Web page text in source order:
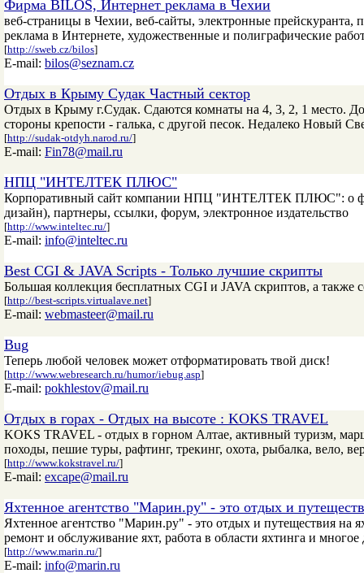
Фирма BILOS, Интернет реклама в Чехии
веб-страницы в Чехии, веб-сайты, электронные
реклама в Интернете, художественные и полиграфические
[http://sweb.cz/bilos]
E-mail: bilos@seznam.cz
Отдых в Крыму Судак Частный сектор
Отдых в Крыму г.Судак. Сдаются комнаты на 4, 3, 2, 1 место.
стороны крепости - галька, с другой песок. Недалеко Новый
[http://sudak-otdyh.narod.ru/]
E-mail: Fin78@mail.ru
НПЦ "ИНТЕЛТЕК ПЛЮС"
Корпоративный сайт компании НПЦ "ИНТЕЛТЕК ПЛЮС": о
дизайн), партнеры, ссылки, форум, электронное издательство
[http://www.inteltec.ru/]
E-mail: info@inteltec.ru
Best CGI & JAVA Scripts - Только лучшие скрипты
Большая коллекция бесплатных CGI и JAVA скриптов, а
[http://best-scripts.virtualave.net]
E-mail: webmasteer@mail.ru
Bug
Теперь любой человек может отформатировать твой диск!
[http://www.webresearch.ru/humor/iebug.asp]
E-mail: pokhlestov@mail.ru
Отдых в горах - Отдых на высоте : KOKS TRAVEL
KOKS TRAVEL - отдых в горном Алтае, активный туризм,
походы, пешие туры, рафтинг, трекинг, охота, рыбалка, вело,
[http://www.kokstravel.ru/]
E-mail: excape@mail.ru
Яхтенное агентство "Марин.ру" - это отдых и
Яхтенное агентство "Марин.ру" - это отдых и путеществия на
ремонт и обслуживание яхт, работа в области яхтинга и многое
[http://www.marin.ru/]
E-mail: info@marin.ru